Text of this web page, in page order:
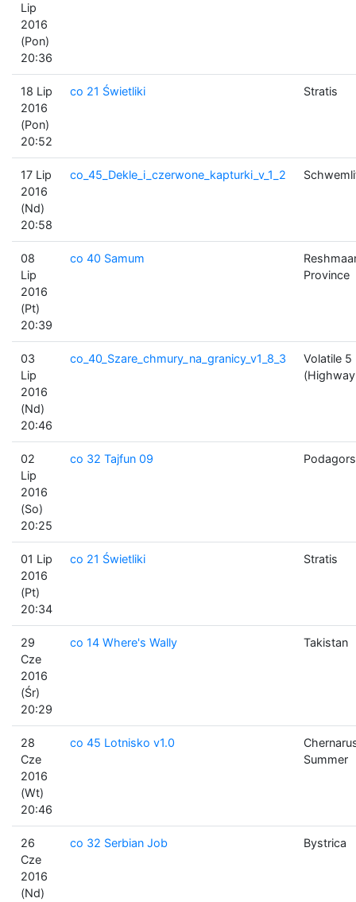
Lip
2016
(Pon)
20:36
18 Lip
2016
(Pon)
20:52
co 21 Świetliki Stratis
17 Lip
2016
(Nd)
20:58
co_45_Dekle_i_czerwone_kapturki_v_1_2
08
Lip
2016
(Pt)
20:39
co 40 Samum
Province
03
Lip
2016
(Nd)
20:46
co_40_Szare_chmury_na_granicy_v1_8_3
Volatile 5
02
Lip
2016
(So)
20:25
co 32 Tajfun 09
01 Lip
2016
(Pt)
20:34
co 21 Świetliki Stratis
29
Cze
2016
(Śr)
20:29
co 14 Where's Wally Takistan
28
Cze
2016
(Wt)
20:46
co 45 Lotnisko v1.0
Summer
26
Cze
2016
(Nd)
co 32 Serbian Job Bystrica